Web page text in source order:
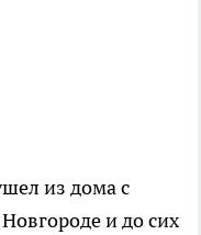
из дома с
и до сих